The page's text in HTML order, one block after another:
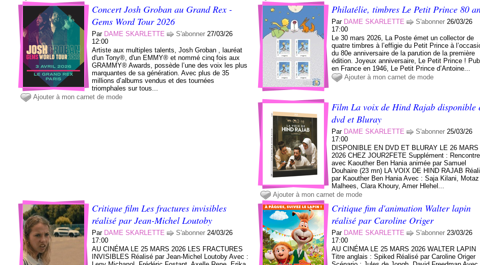
Concert Josh Groban au Grand Rex -
Gems Word Tour 2026
Par DAME SKARLETTE S'abonner 27/03/26
12:00
Artiste aux multiples talents, Josh Groban , lauréat
d'un Tony®, d'un EMMY® et nommé cinq fois aux
GRAMMY® Awards, possède l’une des voix les plus
marquantes de sa génération. Avec plus de 35
millions d’albums vendus et des tournées
triomphales sur tous...
Ajouter à mon carnet de mode
Philatélie, timbres Le Petit Prince 80
Par DAME SKARLETTE S'abonner 26/03/26
17:00
Le 30 mars 2026, La Poste émet un collector de
quatre timbres à l’effigie du Petit Prince à
du 80e anniversaire de la parution de la première
édition. Joyeux anniversaire, Le Petit Prince !
en France en 1946, Le Petit Prince d’Antoine...
Ajouter à mon carnet de mode
Film La voix de Hind Rajab disponible
dvd et Bluray
Par DAME SKARLETTE S'abonner 25/03/26
17:00
DISPONIBLE EN DVD ET BLURAY LE 26 MARS
2026 CHEZ JOUR2FETE Supplément : Rencontre
avec Kaouther Ben Hania animée par Samuel
Douhaire (23 mn) LA VOIX DE HIND RAJAB
par Kaouther Ben Hania Avec : Saja Kilani, Motaz
Malhees, Clara Khoury, Amer Hlehel...
Ajouter à mon carnet de mode
Critique film Les fractures invisibles
réalisé par Jean-Michel Loutoby
Par DAME SKARLETTE S'abonner 24/03/26
17:00
AU CINÉMA LE 25 MARS 2026 LES FRACTURES
INVISIBLES Réalisé par Jean-Michel Loutoby Avec :
Critique fim d'animation Walter lapin
réalisé par Caroline Origer
Par DAME SKARLETTE S'abonner 23/03/26
17:00
AU CINÉMA LE 25 MARS 2026 WALTER LAPIN
Titre anglais : Spiked Réalisé par Caroline Origer